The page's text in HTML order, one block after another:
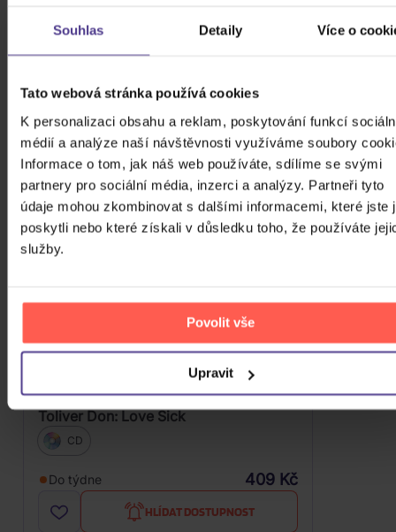
Souhlas Detaily Více o
Tato webová stránka používá cookies
K personalizaci obsahu a reklam, poskytování funkcí
médií a analýze naší návštěvnosti využíváme soubory
Informace o tom, jak náš web používáte, sdílíme se svými
partnery pro sociální média, inzerci a analýzy. Partneři tyto
údaje mohou zkombinovat s dalšími informacemi, které jste
poskytli nebo které získali v důsledku toho, že používáte
služby.
Povolit vše
Upravit
2025)
Toliver Don: Love Sick
CD
Do týdne 409 Kč
HLÍDAT DOSTUPNOST